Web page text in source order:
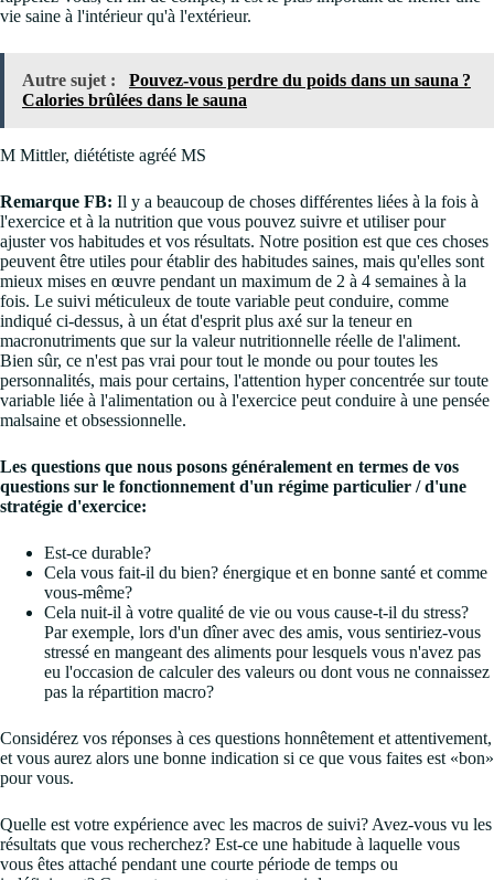
vie saine à l'intérieur qu'à l'extérieur.
Autre sujet :
Pouvez-vous perdre du poids dans un sauna ?
Calories brûlées dans le sauna
M Mittler, diététiste agréé MS
Remarque FB: Il y a beaucoup de choses différentes liées à la fois à
l'exercice et à la nutrition que vous pouvez suivre et utiliser pour
ajuster vos habitudes et vos résultats. Notre position est que ces choses
peuvent être utiles pour établir des habitudes saines, mais qu'elles sont
mieux mises en œuvre pendant un maximum de 2 à 4 semaines à la
fois. Le suivi méticuleux de toute variable peut conduire, comme
indiqué ci-dessus, à un état d'esprit plus axé sur la teneur en
macronutriments que sur la valeur nutritionnelle réelle de l'aliment.
Bien sûr, ce n'est pas vrai pour tout le monde ou pour toutes les
personnalités, mais pour certains, l'attention hyper concentrée sur toute
variable liée à l'alimentation ou à l'exercice peut conduire à une pensée
malsaine et obsessionnelle.
Les questions que nous posons généralement en termes de vos
questions sur le fonctionnement d'un régime particulier / d'une
stratégie d'exercice:
Est-ce durable?
Cela vous fait-il du bien? énergique et en bonne santé et comme
vous-même?
Cela nuit-il à votre qualité de vie ou vous cause-t-il du stress?
Par exemple, lors d'un dîner avec des amis, vous sentiriez-vous
stressé en mangeant des aliments pour lesquels vous n'avez pas
eu l'occasion de calculer des valeurs ou dont vous ne connaissez
pas la répartition macro?
Considérez vos réponses à ces questions honnêtement et attentivement,
et vous aurez alors une bonne indication si ce que vous faites est «bon»
pour vous.
Quelle est votre expérience avec les macros de suivi? Avez-vous vu les
résultats que vous recherchez? Est-ce une habitude à laquelle vous
vous êtes attaché pendant une courte période de temps ou